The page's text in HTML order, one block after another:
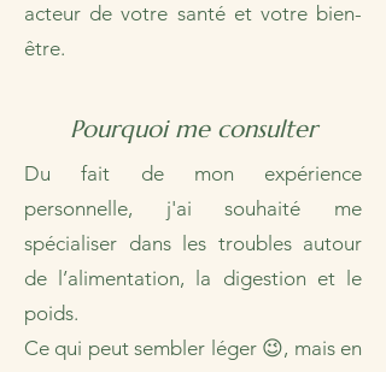
acteur de votre santé et votre bien-
être.
Pourquoi me consulter
Du fait de mon expérience
personnelle, j'ai souhaité me
spécialiser dans les troubles autour
de l’alimentation, la digestion et le
poids.
Ce qui peut sembler léger 😉, mais en